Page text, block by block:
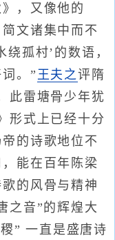
，又像他的
文诸集中而不
孤村’的数语，
。” 王夫之评隋
此雷塘骨少年犹
形式上已经十分
的诗歌地位不
能在百年陈梁
的风骨与精神
之音”的辉煌大
” 一直是盛唐诗